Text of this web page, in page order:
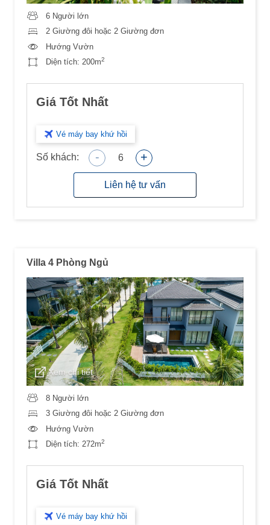
6 Người lớn
2 Giường đôi hoặc 2 Giường đơn
Hướng Vườn
Diện tích: 200m2
Giá Tốt Nhất
Vé máy bay khứ hồi
Số khách: - 6 +
Liên hệ tư vấn
Villa 4 Phòng Ngủ
Xem chi tiết
8 Người lớn
3 Giường đôi hoặc 2 Giường đơn
Hướng Vườn
Diện tích: 272m2
Giá Tốt Nhất
Vé máy bay khứ hồi